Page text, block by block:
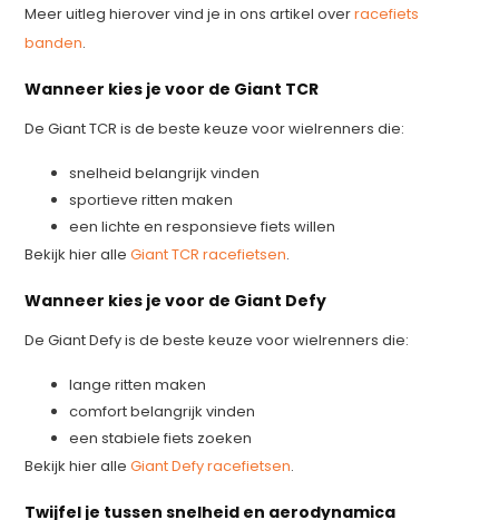
Meer uitleg hierover vind je in ons artikel overracefiets
banden.
Wanneer kies je voor de Giant TCR
De Giant TCR is de beste keuze voor wielrenners die:
snelheid belangrijk vinden
sportieve ritten maken
een lichte en responsieve fiets willen
Bekijk hier alleGiant TCR racefietsen.
Wanneer kies je voor de Giant Defy
De Giant Defy is de beste keuze voor wielrenners die:
lange ritten maken
comfort belangrijk vinden
een stabiele fiets zoeken
Bekijk hier alleGiant Defy racefietsen.
Twijfel je tussen snelheid en aerodynamica